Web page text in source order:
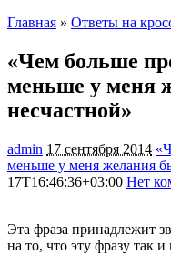
Главная » Ответы на
«Чем больше
меньше у меня
несчастной»
admin 17 сентября 2014
меньше у меня желания
17T16:46:36+03:00 Нет
Эта фраза принадлежит
на то, что эту фразу так